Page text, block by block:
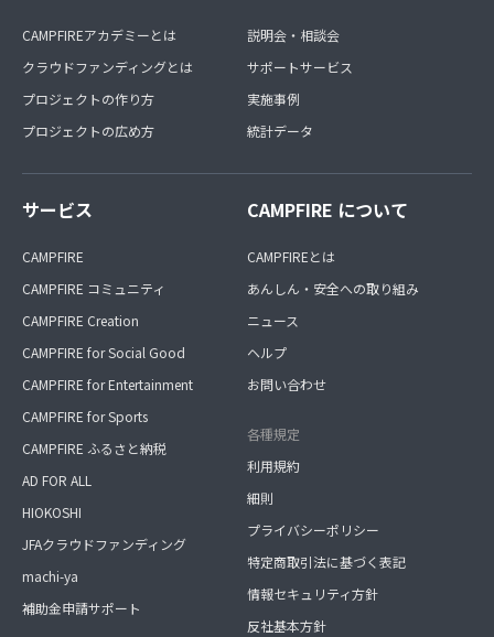
CAMPFIREアカデミーとは
クラウドファンディングとは
プロジェクトの作り方
プロジェクトの広め方
説明会・相談会
サポートサービス
実施事例
統計データ
サービス
CAMPFIRE
CAMPFIRE コミュニティ
CAMPFIRE Creation
CAMPFIRE for Social Good
CAMPFIRE for Entertainment
CAMPFIRE for Sports
CAMPFIRE ふるさと納税
AD FOR ALL
HIOKOSHI
JFAクラウドファンディング
machi-ya
補助金申請サポート
CAMPFIRE について
CAMPFIREとは
あんしん・安全への取り組み
ニュース
ヘルプ
お問い合わせ
各種規定
利用規約
細則
プライバシーポリシー
特定商取引法に基づく表記
情報セキュリティ方針
反社基本方針